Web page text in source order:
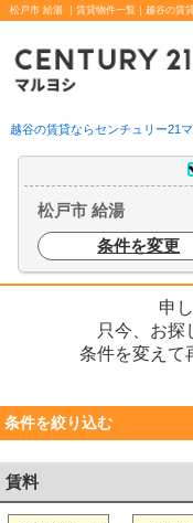
松戸市 給湯 ｜賃貸物件一覧｜越谷の賃
越谷の賃貸ならセンチュリー21
松戸市 給湯
条件を変更
申
只今、お探
条件を変えて
条件を絞り込む
賃料